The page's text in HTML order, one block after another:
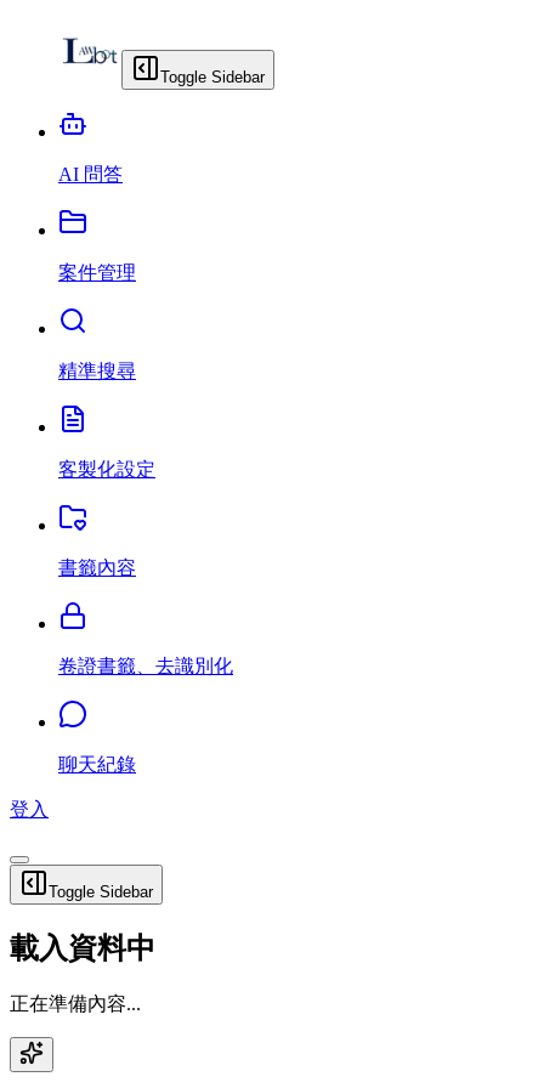
Toggle Sidebar
AI 問答
案件管理
精準搜尋
客製化設定
書籤內容
卷證書籤、去識別化
聊天紀錄
登入
Toggle Sidebar
載入資料中
正在準備內容...